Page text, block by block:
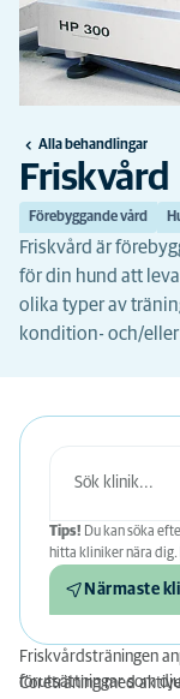
Alla behandlingar
Friskvård
Förebyggande vård
Friskvård är
för din hund att
olika typer av
kondition- och/
Tips! Du kan söka
hitta kliniker nära dig.
Närmaste
Friskvårdsträningen
förutsättningar som
Coreträning med